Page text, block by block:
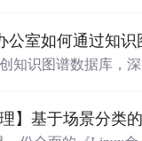
发，详解
参数语义、field()函数
PEP 526注解兼容模
配、Pydantic的
知识图谱数据库，
决方案，推动科技